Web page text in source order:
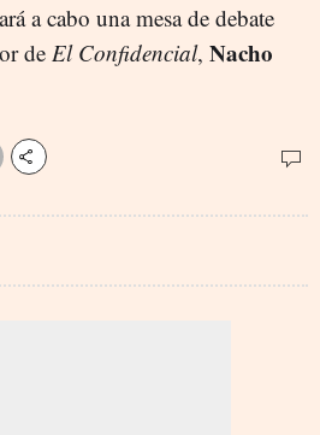
a cabo una mesa de debate
de El Confidencial, Nacho